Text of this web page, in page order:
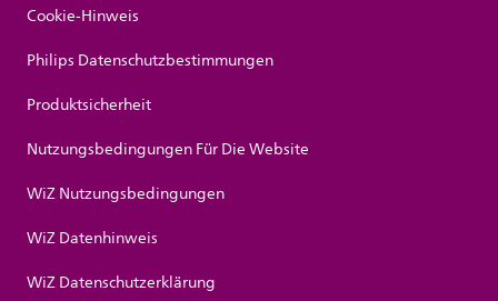
Cookie-Hinweis
Philips Datenschutzbestimmungen
Produktsicherheit
Nutzungsbedingungen Für Die Website
WiZ Nutzungsbedingungen
WiZ Datenhinweis
WiZ Datenschutzerklärung